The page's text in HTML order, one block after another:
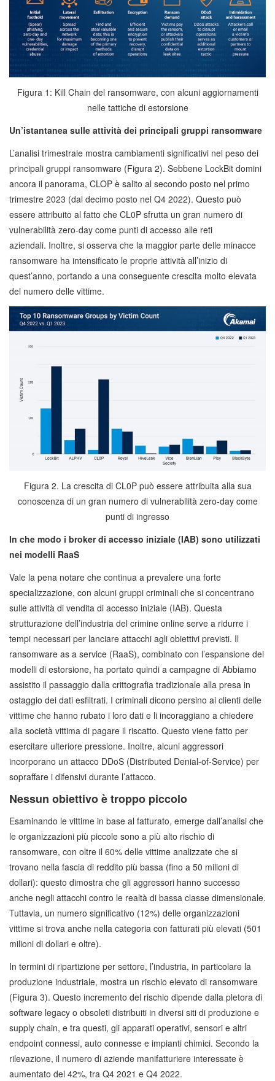
Figura 1: Kill Chain del ransomware, con alcuni aggiornamenti
nelle tattiche di estorsione
Un’istantanea sulle attività dei principali gruppi ransomware
L’analisi trimestrale mostra cambiamenti significativi nel peso dei
principali gruppi ransomware (Figura 2). Sebbene LockBit domini
ancora il panorama, CLOP è salito al secondo posto nel primo
trimestre 2023 (dal decimo posto nel Q4 2022). Questo può
essere attribuito al fatto che CL0P sfrutta un gran numero di
vulnerabilità zero-day come punti di accesso alle reti
aziendali. Inoltre, si osserva che la maggior parte delle minacce
ransomware ha intensificato le proprie attività all’inizio di
quest’anno, portando a una conseguente crescita molto elevata
del numero delle vittime.
Figura 2. La crescita di CL0P può essere attribuita alla sua
conoscenza di un gran numero di vulnerabilità zero-day come
punti di ingresso
In che modo i broker di accesso iniziale (IAB) sono utilizzati
nei modelli RaaS
Vale la pena notare che continua a prevalere una forte
specializzazione, con alcuni gruppi criminali che si concentrano
sulle attività di vendita di accesso iniziale (IAB). Questa
strutturazione dell’industria del crimine online serve a ridurre i
tempi necessari per lanciare attacchi agli obiettivi previsti. Il
ransomware as a service (RaaS), combinato con l’espansione dei
modelli di estorsione, ha portato quindi a campagne di Abbiamo
assistito il passaggio dalla crittografia tradizionale alla presa in
ostaggio dei dati esfiltrati. I criminali dicono persino ai clienti delle
vittime che hanno rubato i loro dati e li incoraggiano a chiedere
alla società vittima di pagare il riscatto. Questo viene fatto per
esercitare ulteriore pressione. Inoltre, alcuni aggressori
incorporano un attacco DDoS (Distributed Denial-of-Service) per
sopraffare i difensivi durante l’attacco.
Nessun obiettivo è troppo piccolo
Esaminando le vittime in base al fatturato, emerge dall’analisi che
le organizzazioni più piccole sono a più alto rischio di
ransomware, con oltre il 60% delle vittime analizzate che si
trovano nella fascia di reddito più bassa (fino a 50 milioni di
dollari): questo dimostra che gli aggressori hanno successo
anche negli attacchi contro le realtà di bassa classe dimensionale.
Tuttavia, un numero significativo (12%) delle organizzazioni
vittime si trova anche nella categoria con fatturati più elevati (501
milioni di dollari e oltre).
In termini di ripartizione per settore, l’industria, in particolare la
produzione industriale, mostra un rischio elevato di ransomware
(Figura 3). Questo incremento del rischio dipende dalla pletora di
software legacy o obsoleti distribuiti in diversi siti di produzione e
supply chain, e tra questi, gli apparati operativi, sensori e altri
endpoint connessi, auto connesse e impianti chimici. Secondo la
rilevazione, il numero di aziende manifatturiere interessate è
aumentato del 42%, tra Q4 2021 e Q4 2022.